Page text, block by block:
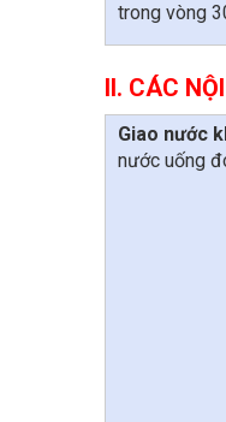
trong vòng
II. CÁC
Giao nước
nước uống